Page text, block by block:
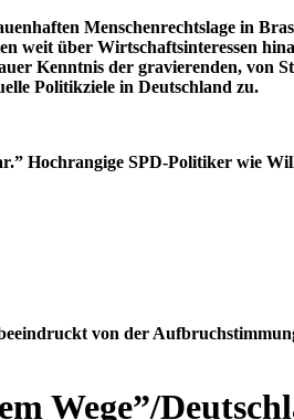
Menschenrechtslage in
weit über Wirtschaftsinteressen
Kenntnis der gravierenden, von
Politikziele in Deutschland zu.
Hochrangige SPD-Politiker wie
von der
Wege”/